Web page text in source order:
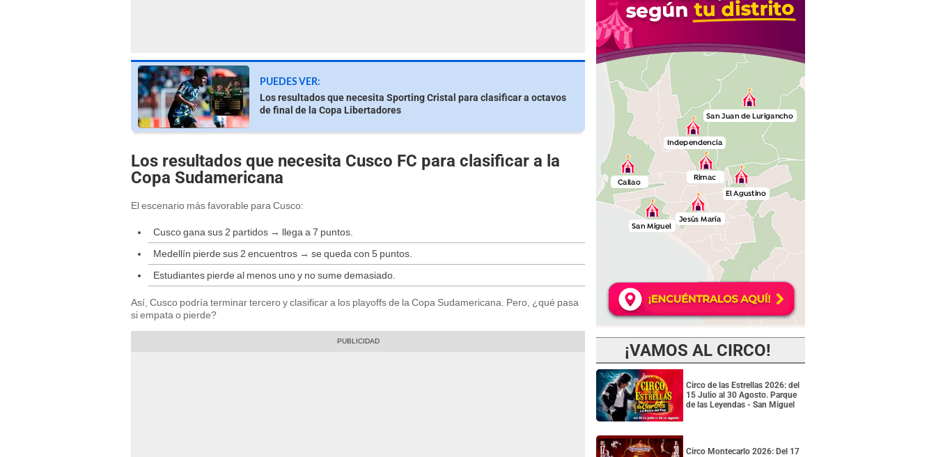
PUEDES VER:
Los resultados que necesita Sporting Cristal para clasificar a octavos
de final de la Copa Libertadores
Los resultados que necesita Cusco FC para clasificar a la
Copa Sudamericana
El escenario más favorable para Cusco:
Cusco gana sus 2 partidos → llega a 7 puntos.
Medellín pierde sus 2 encuentros → se queda con 5 puntos.
Estudiantes pierde al menos uno y no sume demasiado.
Así, Cusco podría terminar tercero y clasificar a los playoffs de la Copa Sudamericana. Pero, ¿qué pasa
si empata o pierde?
¡VAMOS AL CIRCO!
Circo de las Estrellas 2026: del
15 Julio al 30 Agosto. Parque
de las Leyendas - San Miguel
Circo Montecarlo 2026: Del 17